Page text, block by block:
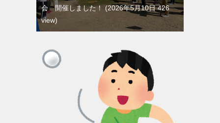
会 開催しました！
2026年5月10日 426
view